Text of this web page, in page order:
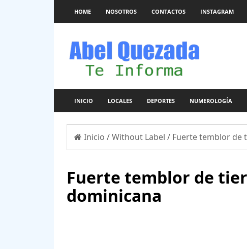
HOME NOSOTROS CONTACTOS INSTAGRAM
INICIO LOCALES DEPORTES NUMEROLOGÍA
Inicio /Without Label / Fuerte temblor de
Fuerte temblor de
dominicana